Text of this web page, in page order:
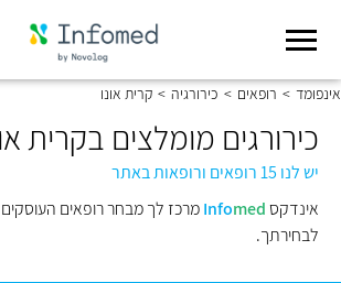
אינפומד > רופאים > כירורגיה > קרית אונו
כירורגים מומלצים בקרית
יש לנו 15 רופאים ורופאות באתר
אינדקס
Infomed
מרכז לך מבחר רופאים העוסקים
לבחירתך.